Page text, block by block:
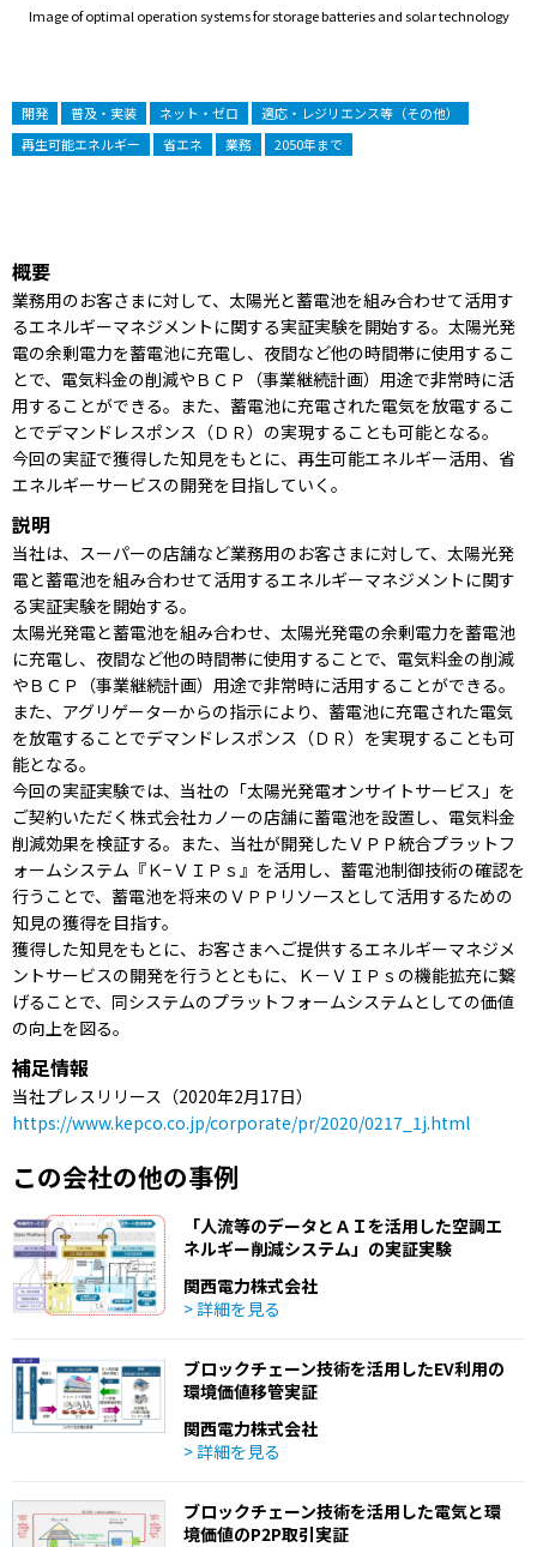
Image of optimal operation systems for storage batteries and solar technology
開発 普及・実装 ネット・ゼロ
適応・レジリエンス等（その他）
再生可能エネルギー
省エネ 業務 2050年まで
概要
業務用のお客さまに対して、太陽光と蓄電池を組み合わせて活用す
るエネルギーマネジメントに関する実証実験を開始する。太陽光発
電の余剰電力を蓄電池に充電し、夜間など他の時間帯に使用するこ
とで、電気料金の削減やＢＣＰ（事業継続計画）用途で非常時に活
用することができる。また、蓄電池に充電された電気を放電するこ
とでデマンドレスポンス（ＤＲ）の実現することも可能となる。
今回の実証で獲得した知見をもとに、再生可能エネルギー活用、省
エネルギーサービスの開発を目指していく。
説明
当社は、スーパーの店舗など業務用のお客さまに対して、太陽光発
電と蓄電池を組み合わせて活用するエネルギーマネジメントに関す
る実証実験を開始する。
太陽光発電と蓄電池を組み合わせ、太陽光発電の余剰電力を蓄電池
に充電し、夜間など他の時間帯に使用することで、電気料金の削減
やＢＣＰ（事業継続計画）用途で非常時に活用することができる。
また、アグリゲーターからの指示により、蓄電池に充電された電気
を放電することでデマンドレスポンス（ＤＲ）を実現することも可
能となる。
今回の実証実験では、当社の「太陽光発電オンサイトサービス」を
ご契約いただく株式会社カノーの店舗に蓄電池を設置し、電気料金
削減効果を検証する。また、当社が開発したＶＰＰ統合プラットフ
ォームシステム『Ｋ−ＶＩＰｓ』を活用し、蓄電池制御技術の確認を
行うことで、蓄電池を将来のＶＰＰリソースとして活用するための
知見の獲得を目指す。
獲得した知見をもとに、お客さまへご提供するエネルギーマネジメ
ントサービスの開発を行うとともに、Ｋ－ＶＩＰｓの機能拡充に繋
げることで、同システムのプラットフォームシステムとしての価値
の向上を図る。
補足情報
当社プレスリリース（2020年2月17日）
https://www.kepco.co.jp/corporate/pr/2020/0217_1j.html
この会社の他の事例
「人流等のデータとＡＩを活用した空調エ
ネルギー削減システム」の実証実験
関西電力株式会社
> 詳細を見る
ブロックチェーン技術を活用したEV利用の
環境価値移管実証
関西電力株式会社
> 詳細を見る
ブロックチェーン技術を活用した電気と環
境価値のP2P取引実証